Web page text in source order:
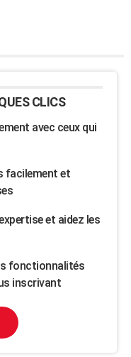
CLICS
avec ceux qui
facilement et
et aidez les
fonctionnalités
inscrivant